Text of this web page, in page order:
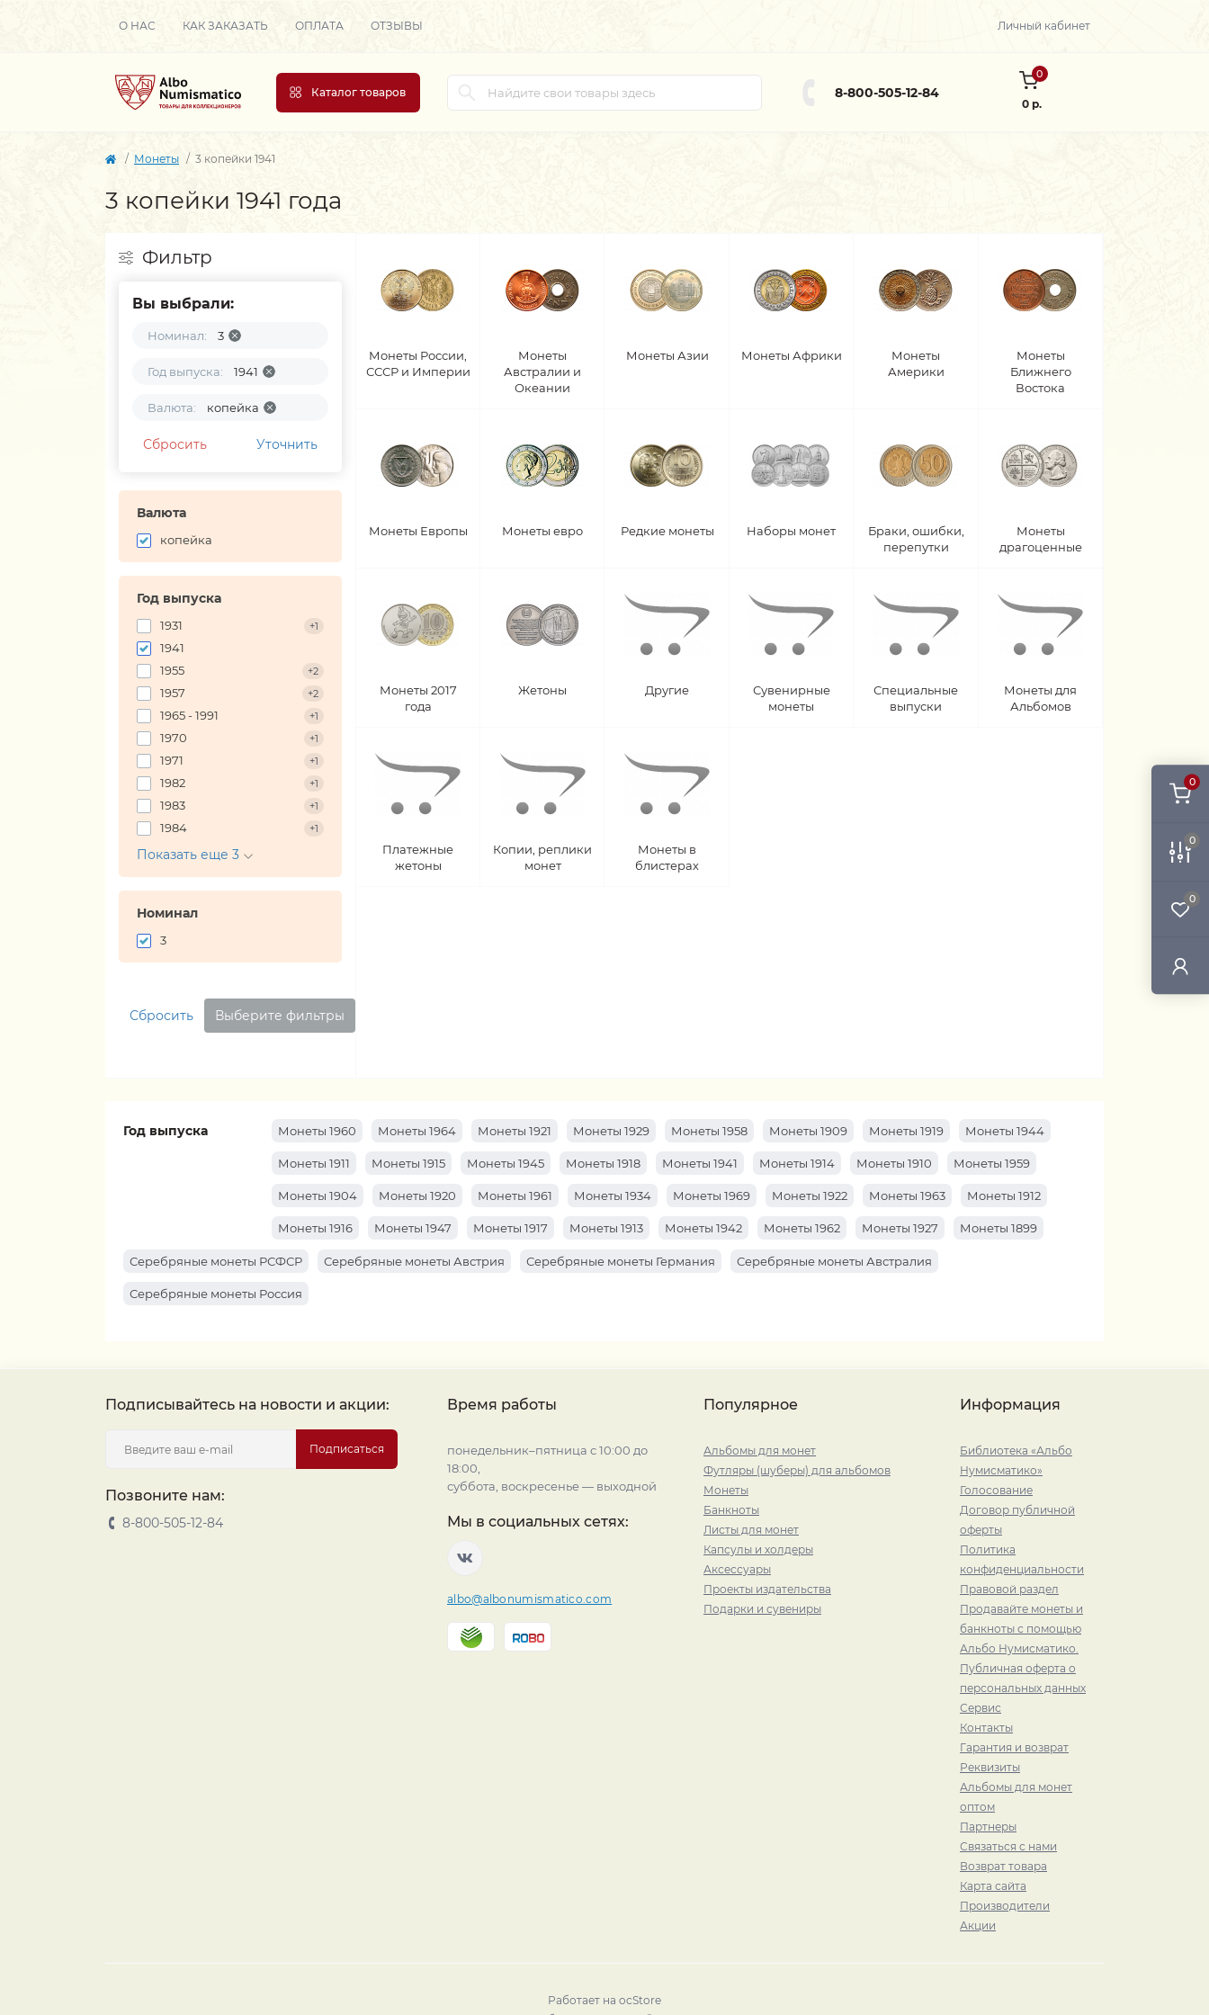
0
0
0
О НАС КАК ЗАКАЗАТЬ ОПЛАТА ОТЗЫВЫ Личный кабинет
Каталог товаров 8-800-505-12-84
0
0 р.
Монеты 3 копейки 1941
3 копейки 1941 года
Фильтр
Вы выбрали:
Номинал: 3
Год выпуска: 1941
Валюта: копейка
Сбросить Уточнить
Валюта
копейка
Год выпуска
1931 +1
1941
1955
+2
1957 +2
1965 - 1991 +1
1970 +1
1971 +1
1982 +1
1983 +1
1984 +1
Показать еще 3
Номинал
3
Сбросить Выберите фильтры
Монеты России,
СССР и Империи
Монеты
Австралии и
Океании
Монеты Азии Монеты Африки
Монеты
Америки
Монеты
Ближнего
Востока
Монеты Европы Монеты евро Редкие монеты Наборы монет
Браки, ошибки,
перепутки
Монеты
драгоценные
Монеты 2017
года
Жетоны Другие
Сувенирные
монеты
Специальные
выпуски
Монеты для
Альбомов
Платежные
жетоны
Копии, реплики
монет
Монеты в
блистерах
Год выпуска Монеты 1960 Монеты 1964 Монеты 1921 Монеты 1929 Монеты 1958 Монеты 1909 Монеты 1919 Монеты 1944
Монеты 1911 Монеты 1915 Монеты 1945 Монеты 1918 Монеты 1941 Монеты 1914 Монеты 1910 Монеты 1959
Монеты 1904 Монеты 1920 Монеты 1961 Монеты 1934 Монеты 1969 Монеты 1922 Монеты 1963 Монеты 1912
Монеты 1916 Монеты 1947 Монеты 1917 Монеты 1913 Монеты 1942 Монеты 1962 Монеты 1927 Монеты 1899
Серебряные монеты РСФСР Серебряные монеты Австрия Серебряные монеты Германия Серебряные монеты Австралия
Серебряные монеты Россия
Подписывайтесь на новости и акции:
Подписаться
Позвоните нам:
8-800-505-12-84
Время работы
понедельник–пятница с 10:00 до
18:00,
суббота, воскресенье — выходной
Мы в социальных сетях:
albo@albonumismatico.com
Популярное
Альбомы для монет
Футляры (шуберы) для альбомов
Монеты
Банкноты
Листы для монет
Капсулы и холдеры
Аксессуары
Проекты издательства
Подарки и сувениры
Информация
Библиотека «Альбо
Нумисматико»
Голосование
Договор публичной
оферты
Политика
конфиденциальности
Правовой раздел
Продавайте монеты и
банкноты с помощью
Альбо Нумисматико.
Публичная оферта о
персональных данных
Сервис
Контакты
Гарантия и возврат
Реквизиты
Альбомы для монет
оптом
Партнеры
Связаться с нами
Возврат товара
Карта сайта
Производители
Акции
Работает на ocStore